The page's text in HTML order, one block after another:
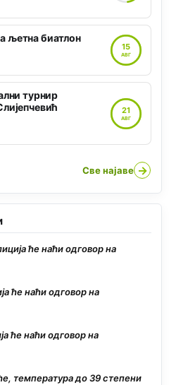
љетна биатлон
15
АВГ
турнир
21
АВГ
Све најаве →
ће наћи одговор на
ће наћи одговор на
ће наћи одговор на
температура до 39 степени